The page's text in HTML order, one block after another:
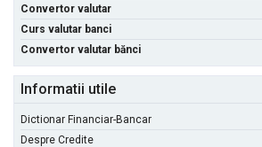
Convertor valutar
Curs valutar banci
Convertor valutar bănci
Informatii utile
Dictionar Financiar-Bancar
Despre Credite